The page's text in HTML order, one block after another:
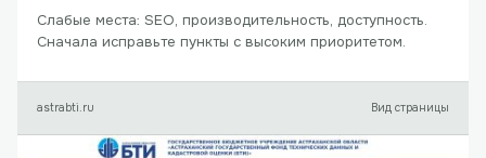
Слабые места: SEO, производительность, доступность.
Сначала исправьте пункты с высоким приоритетом.
astrabti.ru Вид страницы